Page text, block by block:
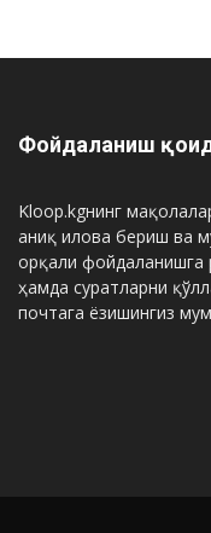
Фойдаланиш
Kloop.kgнинг
аниқ илова бериш ва
орқали фойдаланишга
ҳамда суратларни
почтага ёзишингиз